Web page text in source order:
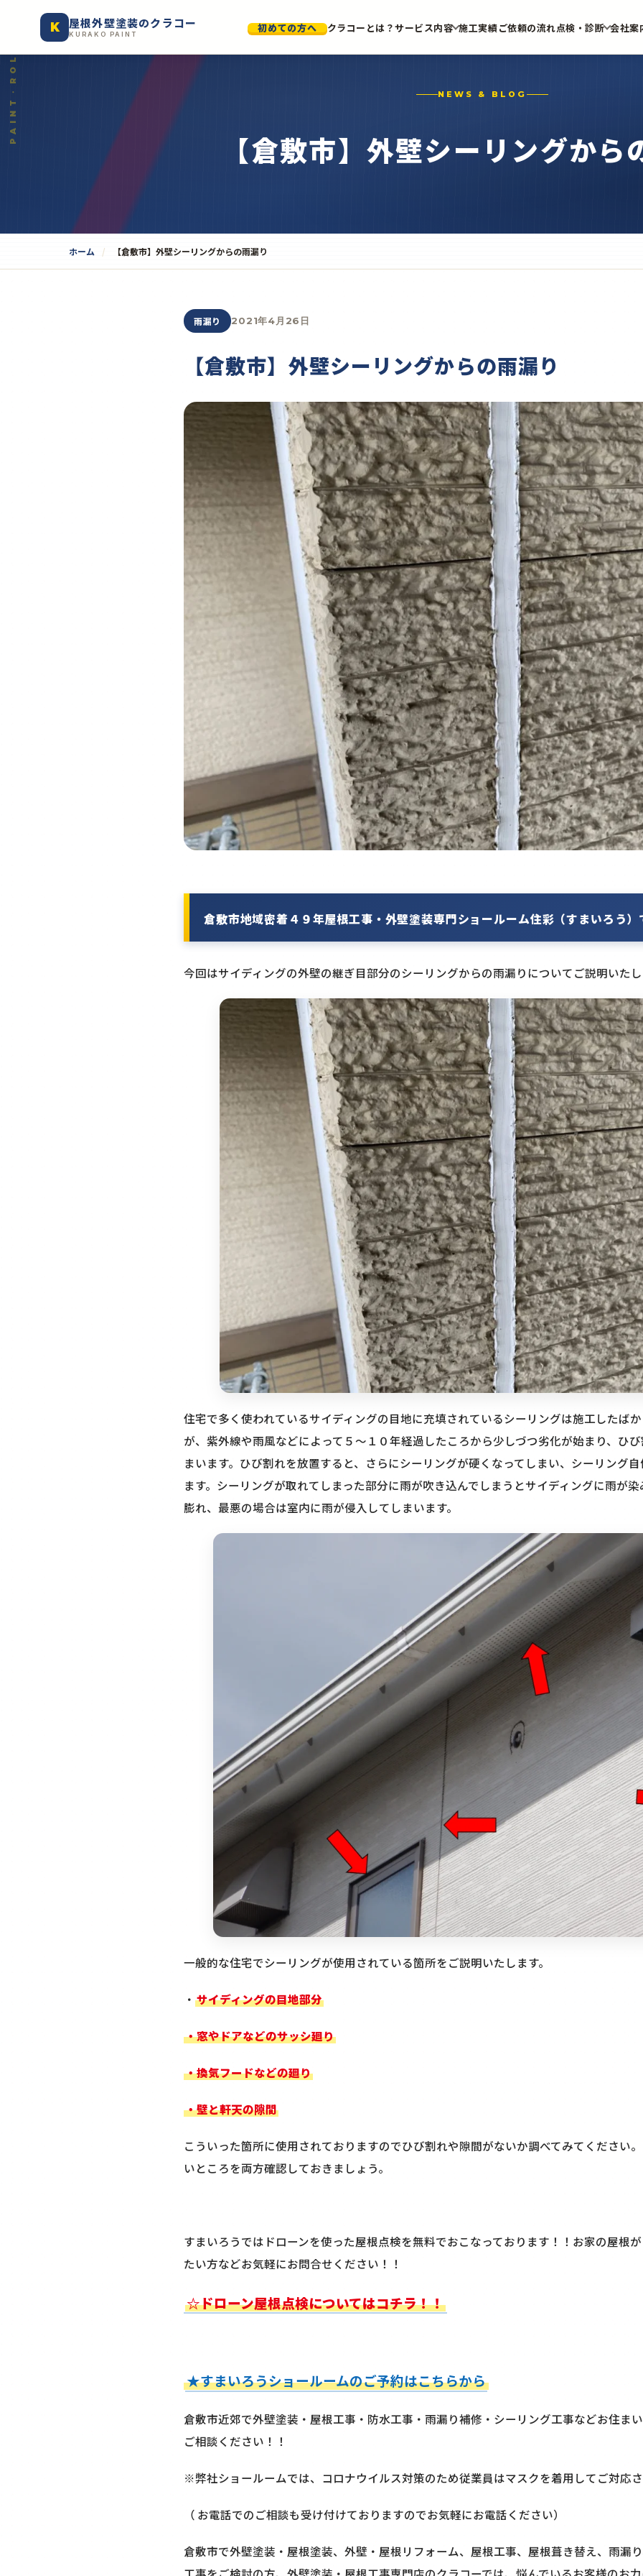
K 屋根外壁塗装のクラコー
KURAKO PAINT 初めての方へ クラコーとは？サービス内容 施工実績ご依頼の流れ点検・診断 会社案
NEWS & BLOG
【倉敷市】外壁シーリングから
ホーム 【倉敷市】外壁シーリングからの雨漏り
雨漏り 2021年4月26日
【倉敷市】外壁シーリングからの雨漏り
倉敷市地域密着４９年屋根工事・外壁塗装専門ショールーム住彩（すまいろう）
今回はサイディングの外壁の継ぎ目部分のシーリングからの雨漏りについてご説明いた
住宅で多く使われているサイディングの目地に充填されているシーリングは施工したば
が、紫外線や雨風などによって５～１０年経過したころから少しづつ劣化が始まり、ひ
まいます。ひび割れを放置すると、さらにシーリングが硬くなってしまい、シーリング
ます。シーリングが取れてしまった部分に雨が吹き込んでしまうとサイディングに雨が
膨れ、最悪の場合は室内に雨が侵入してしまいます。
一般的な住宅でシーリングが使用されている箇所をご説明いたします。
・ サイディングの目地部分
・窓やドアなどのサッシ廻り
・換気フードなどの廻り
・壁と軒天の隙間
こういった箇所に使用されておりますのでひび割れや隙間がないか調べてみてください
いところを両方確認しておきましょう。
すまいろうではドローンを使った屋根点検を無料でおこなっております！！お家の屋根
たい方などお気軽にお問合せください！！
☆ドローン屋根点検についてはコチラ！！
★すまいろうショールームのご予約はこちらから
倉敷市近郊で外壁塗装・屋根工事・防水工事・雨漏り補修・シーリング工事などお住ま
ご相談ください！！
※弊社ショールームでは、コロナウイルス対策のため従業員はマスクを着用してご対応
（ お電話でのご相談も受け付けておりますのでお気軽にお電話ください）
倉敷市で外壁塗装・屋根塗装、外壁・屋根リフォーム、屋根工事、屋根葺き替え、雨漏